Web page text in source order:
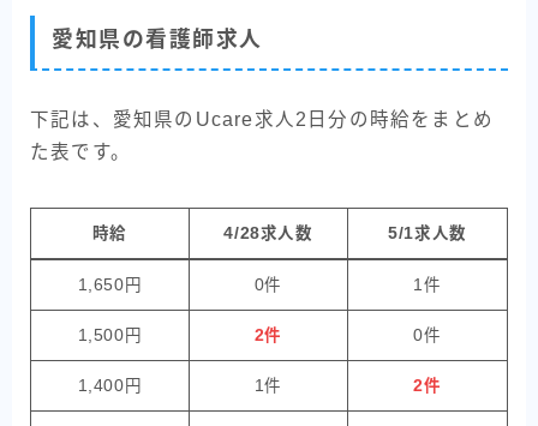
愛知県の看護師求人
下記は、愛知県のUcare求人2日分の時給をまとめ
た表です。
時給 4/28求人数 5/1求人数
1,650円 0件 1件
1,500円 2件 0件
1,400円 1件 2件